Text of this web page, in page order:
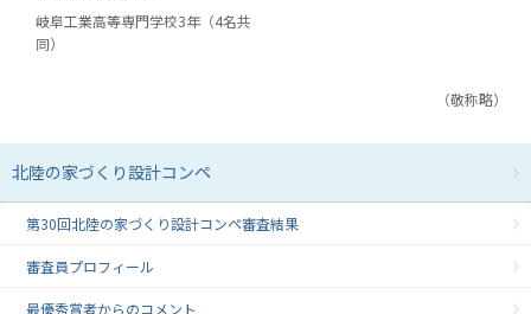
岐阜工業高等専門学校3年（4名共
同）
（敬称略）
北陸の家づくり設計コンペ
第30回北陸の家づくり設計コンペ審査結果
審査員プロフィール
最優秀賞者からのコメント